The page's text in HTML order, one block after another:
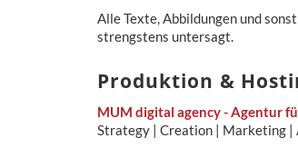
Alle Texte, Abbildungen und
strengstens untersagt.
Produktion &
MUM digital agency - Agentur
Strategy | Creation | Marketing |